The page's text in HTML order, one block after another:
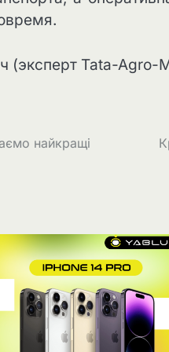
(эксперт Tata-Agro-
найкращі